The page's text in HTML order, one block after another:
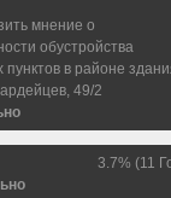
мнение о
обустройства
в районе
49/2
3.7% (11